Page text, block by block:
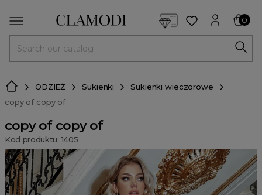
0
ODZIEŻ Sukienki
Sukienki wieczorowe
copy of copy of
copy of copy of
Kod produktu: 1405